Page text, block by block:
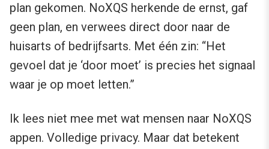
plan gekomen. NoXQS herkende de ernst, gaf
geen plan, en verwees direct door naar de
huisarts of bedrijfsarts. Met één zin: “Het
gevoel dat je ‘door moet’ is precies het signaal
waar je op moet letten.”
Ik lees niet mee met wat mensen naar NoXQS
appen. Volledige privacy. Maar dat betekent